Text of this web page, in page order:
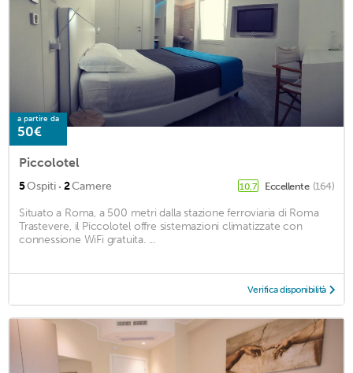
a partire da
50€
Piccolotel
5Ospiti · 2Camere 10,7 Eccellente (164)
Situato a Roma, a 500 metri dalla stazione ferroviaria di Roma
Trastevere, il Piccolotel offre sistemazioni climatizzate con
connessione WiFi gratuita. ...
Verifica disponibilità